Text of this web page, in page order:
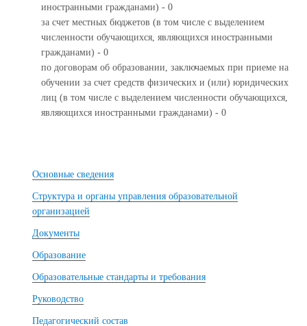
иностранными гражданами) - 0
за счет местных бюджетов (в том числе с выделением
численности обучающихся, являющихся иностранными
гражданами) - 0
по договорам об образовании, заключаемых при приеме на
обучении за счет средств физических и (или) юридических
лиц (в том числе с выделением численности обучающихся,
являющихся иностранными гражданами) - 0
Основные сведения
Структура и органы управления образовательной
организацией
Документы
Образование
Образовательные стандарты и требования
Руководство
Педагогический состав